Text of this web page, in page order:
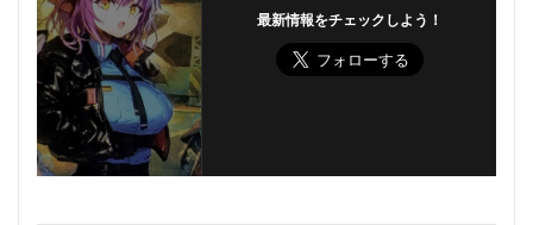
最新情報をチェックしよう！